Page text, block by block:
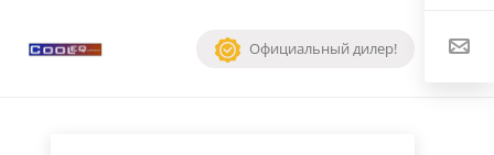
Официальный дилер!